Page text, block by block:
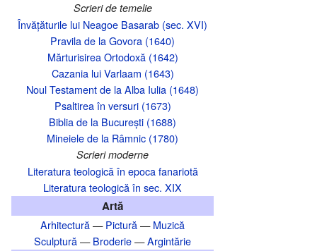
Scrieri de temelie
Învățăturile lui Neagoe Basarab (sec. XVI)
Pravila de la Govora (1640)
Mărturisirea Ortodoxă (1642)
Cazania lui Varlaam (1643)
Noul Testament de la Alba Iulia (1648)
Psaltirea în versuri (1673)
Biblia de la București (1688)
Mineiele de la Râmnic (1780)
Scrieri moderne
Literatura teologică în epoca fanariotă
Literatura teologică în sec. XIX
Artă
Arhitectură—Pictură—Muzică
Sculptură—Broderie—Argintărie